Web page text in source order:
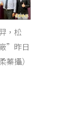
，松
”昨日
攝）